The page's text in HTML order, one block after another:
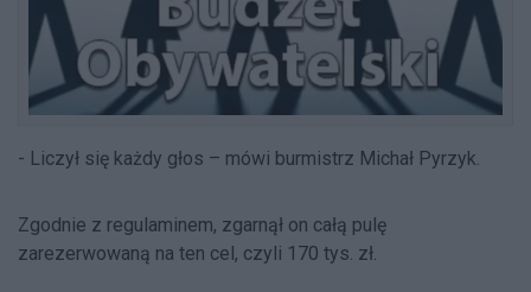
- Liczył się każdy głos – mówi burmistrz Michał Pyrzyk.
Zgodnie z regulaminem, zgarnął on całą pulę
zarezerwowaną na ten cel, czyli 170 tys. zł.